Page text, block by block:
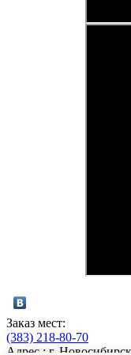
Заказ мест:
(383) 218-80-70
Адрес : г.